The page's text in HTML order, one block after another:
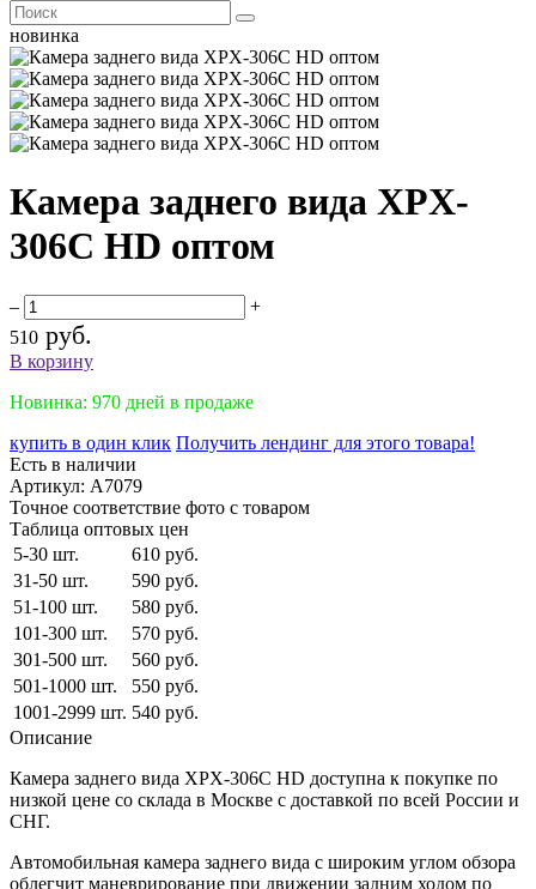
новинка
Камера заднего вида XPX-
306C HD оптом
–
+
510 руб.
В корзину
Новинка: 970 дней в продаже
купить в один клик Получить лендинг для этого товара!
Есть в наличии
Артикул: A7079
Точное соответствие фото с товаром
Таблица оптовых цен
5-30 шт.
610 руб.
31-50 шт.
590 руб.
51-100 шт.
580 руб.
101-300 шт.
570 руб.
301-500 шт.
560 руб.
501-1000 шт.
550 руб.
1001-2999 шт. 540 руб.
Описание
Камера заднего вида XPX-306C HD доступна к покупке по
низкой цене со склада в Москве с доставкой по всей России и
СНГ.
Автомобильная камера заднего вида с широким углом обзора
облегчит маневрирование при движении задним ходом по